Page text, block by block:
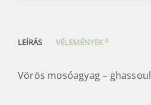
LEÍRÁS VÉLEMÉNYEK0
Vörös mosóagyag – ghassoul